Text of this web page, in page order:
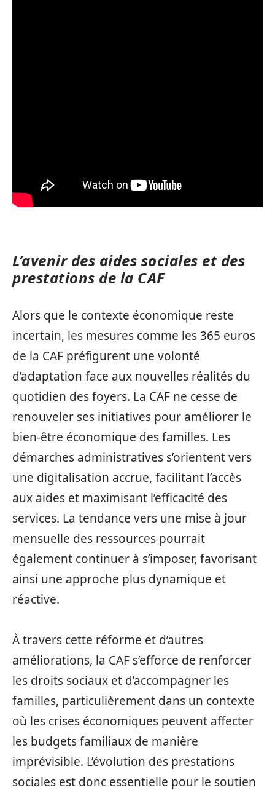
L’avenir des aides sociales et des
prestations de la CAF
Alors que le contexte économique reste
incertain, les mesures comme les 365 euros
de la CAF préfigurent une volonté
d’adaptation face aux nouvelles réalités du
quotidien des foyers. La CAF ne cesse de
renouveler ses initiatives pour améliorer le
bien-être économique des familles. Les
démarches administratives s’orientent vers
une digitalisation accrue, facilitant l’accès
aux aides et maximisant l’efficacité des
services. La tendance vers une mise à jour
mensuelle des ressources pourrait
également continuer à s’imposer, favorisant
ainsi une approche plus dynamique et
réactive.
À travers cette réforme et d’autres
améliorations, la CAF s’efforce de renforcer
les droits sociaux et d’accompagner les
familles, particulièrement dans un contexte
où les crises économiques peuvent affecter
les budgets familiaux de manière
imprévisible. L’évolution des prestations
sociales est donc essentielle pour le soutien